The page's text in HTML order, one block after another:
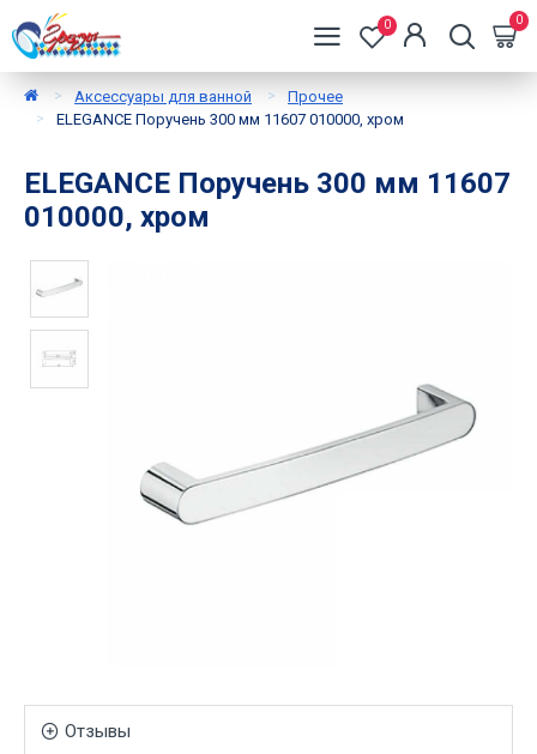
0 0
Аксессуары для ванной
Прочее
ELEGANCE Поручень 300 мм 11607 010000, хром
ELEGANCE Поручень 300 мм 11607
010000, хром
Отзывы